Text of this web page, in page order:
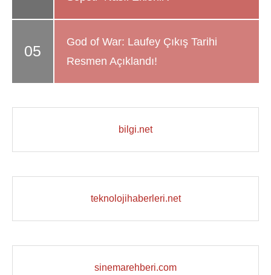
God of War: Laufey Çıkış Tarihi
Resmen Açıklandı!
bilgi.net
teknolojihaberleri.net
sinemarehberi.com